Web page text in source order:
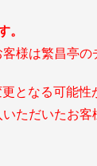
。
様は繁昌亭の
となる可能
ただいたお